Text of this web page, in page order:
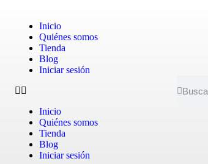
Inicio
Quiénes somos
Tienda
Blog
Iniciar sesión
Inicio
Quiénes somos
Tienda
Blog
Iniciar sesión